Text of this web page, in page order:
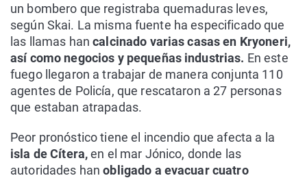
un bombero que registraba quemaduras leves,
según Skai. La misma fuente ha especificado que
las llamas hancalcinado varias casas en Kryoneri,
así como negocios y pequeñas industrias. En este
fuego llegaron a trabajar de manera conjunta 110
agentes de Policía, que rescataron a 27 personas
que estaban atrapadas.
Peor pronóstico tiene el incendio que afecta a la
isla de Cítera,en el mar Jónico, donde las
autoridades hanobligado a evacuar cuatro